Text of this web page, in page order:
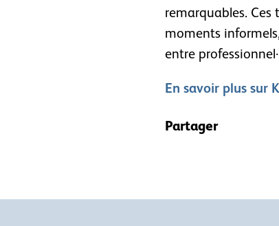
remarquables.
moments
entre
En savoir plus sur
Partager